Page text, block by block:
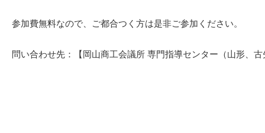
参加費無料なので、ご都合つく方は是非ご参加ください。
問い合わせ先：【岡山商工会議所 専門指導センター（山形、